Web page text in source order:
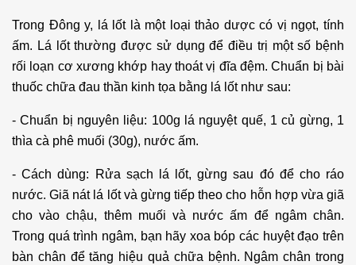
Trong Đông y, lá lốt là một loại thảo dược có vị ngọt, tính
ấm. Lá lốt thường được sử dụng để điều trị một số bệnh
rối loạn cơ xương khớp hay thoát vị đĩa đệm. Chuẩn bị bài
thuốc chữa đau thần kinh tọa bằng lá lốt như sau:
- Chuẩn bị nguyên liệu: 100g lá nguyệt quế, 1 củ gừng, 1
thìa cà phê muối (30g), nước ấm.
- Cách dùng: Rửa sạch lá lốt, gừng sau đó để cho ráo
nước. Giã nát lá lốt và gừng tiếp theo cho hỗn hợp vừa giã
cho vào chậu, thêm muối và nước ấm để ngâm chân.
Trong quá trình ngâm, bạn hãy xoa bóp các huyệt đạo trên
bàn chân để tăng hiệu quả chữa bệnh. Ngâm chân trong